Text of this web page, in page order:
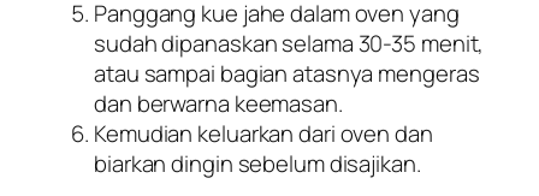
Panggang kue jahe dalam oven yang
sudah dipanaskan selama 30-35 menit,
atau sampai bagian atasnya mengeras
dan berwarna keemasan.
Kemudian keluarkan dari oven dan
biarkan dingin sebelum disajikan.